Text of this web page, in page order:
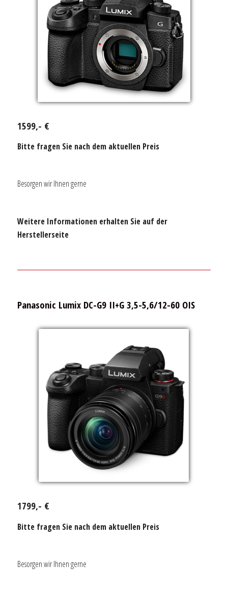
1599,- €
Bitte fragen Sie nach dem aktuellen Preis
Besorgen wir Ihnen gerne
Weitere Informationen erhalten Sie auf der
Herstellerseite
Panasonic Lumix DC-G9 II+G 3,5-5,6/12-60 OIS
1799,- €
Bitte fragen Sie nach dem aktuellen Preis
Besorgen wir Ihnen gerne